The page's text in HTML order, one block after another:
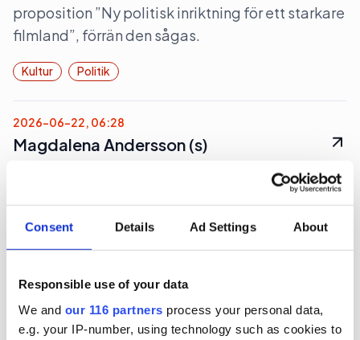
Consent Details Ad Settings About
Responsible use of your data
We and our 116 partners process your personal data,
e.g. your IP-number, using technology such as cookies to
proposition ”Ny politisk inriktning för ett starkare
filmland”, förrän den sågas.
Kultur Politik
2026-06-22, 06:28
Magdalena Andersson (s)
Nej det blir inte Botkyrka när partiledaren (s)
Magdalena Andersson ger sig ut på en två dagars
valturné i Sverige. Dock blir det flera klassiska
turistorter.
Politik Val 2026